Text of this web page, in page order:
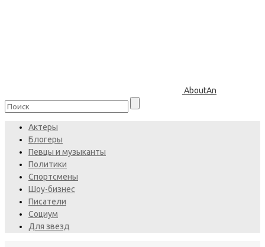
AboutAn
Актеры
Блогеры
Певцы и музыканты
Политики
Спортсмены
Шоу-бизнес
Писатели
Социум
Для звезд